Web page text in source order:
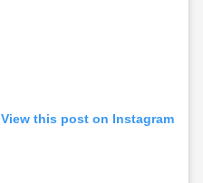
View this post on Instagram